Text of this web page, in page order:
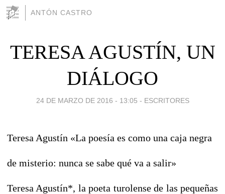
ANTÓN CASTRO
TERESA AGUSTÍN, UN
DIÁLOGO
24 DE MARZO DE 2016 - 13:05 - ESCRITORES
Teresa Agustín «La poesía es como una caja negra
de misterio: nunca se sabe qué va a salir»
Teresa Agustín*, la poeta turolense de las pequeñas